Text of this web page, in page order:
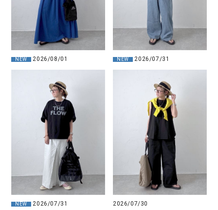
NEW 2026/08/01 NEW 2026/07/31
NEW 2026/07/31 2026/07/30